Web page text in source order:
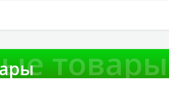
товары